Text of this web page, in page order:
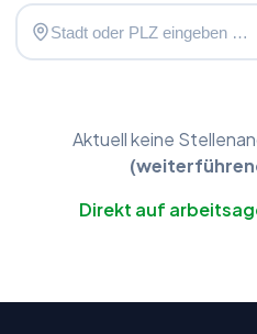
Aktuell keine
Direkt auf